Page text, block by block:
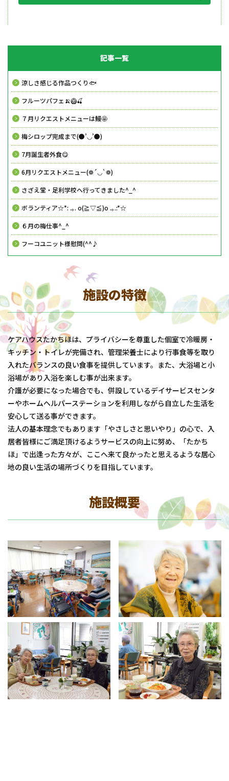
記事一覧
涼しさ感じる作品つくり🐟
フルーツパフェ🍌🥝🍒
７月リクエストメニューは鰻🤩
梅シロップ完成まで(●’◡’●)
7月誕生者外食😋
6月リクエストメニュー(❁´◡`❁)
さざえ堂・足利学校へ行ってきました^_^
ボランティア☆*: .｡. o(≧▽≦)o .｡.:*☆
６月の梅仕事^_^
フーコユニット様慰問(^^♪
施設の特徴
ケアハウスたかちほは、プライバシーを尊重した個室で冷暖房・
キッチン・トイレが完備され、管理栄養士により行事食等を取り
入れたバランスの良い食事を提供しています。また、大浴場と小
浴場があり入浴を楽しむ事が出来ます。
介護が必要になった場合でも、併設しているデイサービスセンタ
ーやホームヘルパーステーションを利用しながら自立した生活を
安心して送る事ができます。
法人の基本理念でもあります「やさしさと思いやり」の心で、入
居者皆様にご満足頂けるようサービスの向上に努め、「たかち
ほ」で出逢った方々が、ここへ来て良かったと思えるような居心
地の良い生活の場所づくりを目指しています。
施設概要